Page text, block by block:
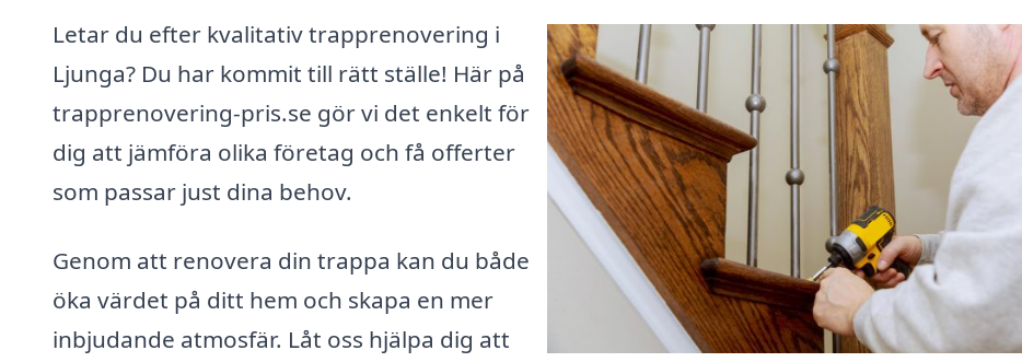
Letar du efter kvalitativ trapprenovering i
Ljunga? Du har kommit till rätt ställe! Här på
trapprenovering-pris.se gör vi det enkelt för
dig att jämföra olika företag och få offerter
som passar just dina behov.
Genom att renovera din trappa kan du både
öka värdet på ditt hem och skapa en mer
inbjudande atmosfär. Låt oss hjälpa dig att